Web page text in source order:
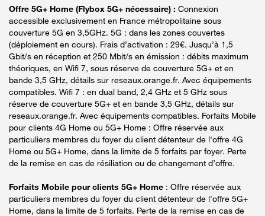
Offre 5G+ Home (Flybox 5G+ nécessaire) : Connexion
accessible exclusivement en France métropolitaine sous
couverture 5G en 3,5GHz. 5G : dans les zones couvertes
(déploiement en cours). Frais d’activation : 29€. Jusqu’à 1,5
Gbit/s en réception et 250 Mbit/s en émission : débits maximum
théoriques, en Wifi 7, sous réserve de couverture 5G+ et en
bande 3,5 GHz, détails sur reseaux.orange.fr. Avec équipements
compatibles. Wifi 7 : en dual band, 2,4 GHz et 5 GHz sous
réserve de couverture 5G+ et en bande 3,5 GHz, détails sur
reseaux.orange.fr. Avec équipements compatibles. Forfaits Mobile
pour clients 4G Home ou 5G+ Home : Offre réservée aux
particuliers membres du foyer du client détenteur de l'offre 4G
Home ou 5G+ Home, dans la limite de 5 forfaits par foyer. Perte
de la remise en cas de résiliation ou de changement d’offre.
Forfaits Mobile pour clients 5G+ Home : Offre réservée aux
particuliers membres du foyer du client détenteur de l'offre 5G+
Home, dans la limite de 5 forfaits. Perte de la remise en cas de